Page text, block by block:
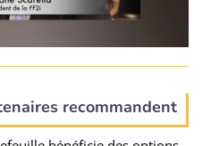
recommandent